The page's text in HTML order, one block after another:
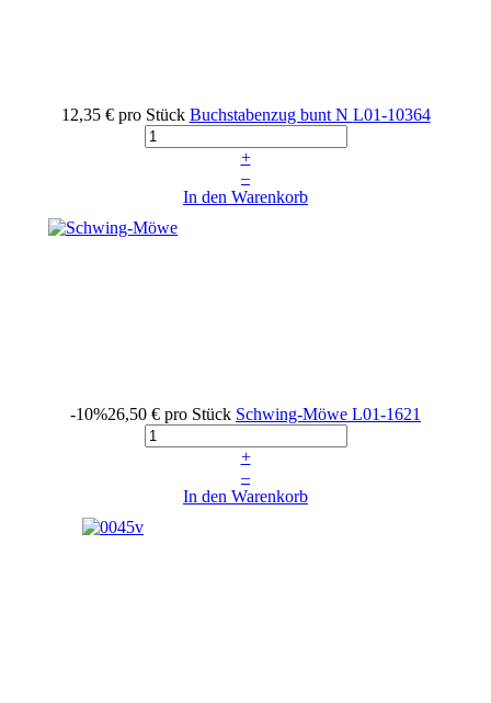
12,35 € pro Stück Buchstabenzug bunt N L01-10364
+
–
In den Warenkorb
-10%26,50 € pro Stück Schwing-Möwe L01-1621
+
–
In den Warenkorb